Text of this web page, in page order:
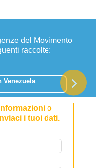
del Movimento
raccolte:
Venezuela
o
i tuoi dati.